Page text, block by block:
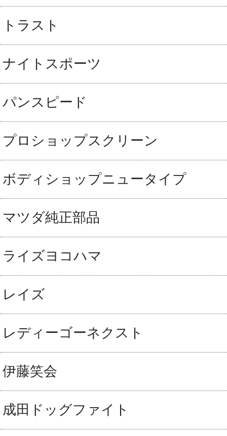
トラスト
ナイトスポーツ
パンスピード
プロショップスクリーン
ボディショップニュータイプ
マツダ純正部品
ライズヨコハマ
レイズ
レディーゴーネクスト
伊藤笑会
成田ドッグファイト